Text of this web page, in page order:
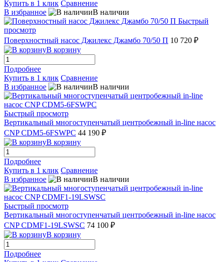
Купить в 1 клик Сравнение
В избранное
В наличии
Быстрый
просмотр
Поверхностный насос Джилекс Джамбо 70/50 П 10 720 ₽
В корзину
Подробнее
Купить в 1 клик Сравнение
В избранное
В наличии
Быстрый просмотр
Вертикальный многоступенчатый центробежный in-line насос
CNP CDM5-6FSWPC 44 190 ₽
В корзину
Подробнее
Купить в 1 клик Сравнение
В избранное
В наличии
Быстрый просмотр
Вертикальный многоступенчатый центробежный in-line насос
CNP CDMF1-19LSWSC 74 100 ₽
В корзину
Подробнее